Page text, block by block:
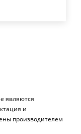
являются
и
производителем